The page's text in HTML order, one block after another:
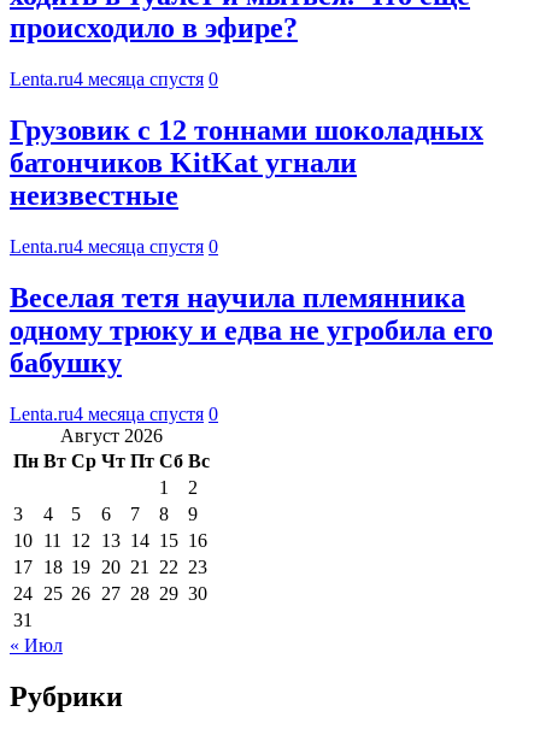
происходило в эфире?
Lenta.ru4 месяца спустя 0
Грузовик с 12 тоннами шоколадных
батончиков KitKat угнали
неизвестные
Lenta.ru4 месяца спустя 0
Веселая тетя научила племянника
одному трюку и едва не угробила его
бабушку
Lenta.ru4 месяца спустя 0
Август 2026
Пн Вт Ср Чт Пт Сб Вс
1
2
3
4 5 6 7 8
9
10 11 12 13 14 15 16
17 18 19 20 21 22 23
24 25 26 27 28 29 30
31
« Июл
Рубрики